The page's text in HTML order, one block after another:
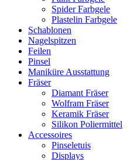
Spider Farbgele
Plastelin Farbgele
Schablonen
Nagelspitzen
Feilen
Pinsel
Maniküre Ausstattung
Fräser
Diamant Fräser
Wolfram Fräser
Keramik Fräser
Silikon Poliermittel
Accessoires
Pinseletuis
Displays